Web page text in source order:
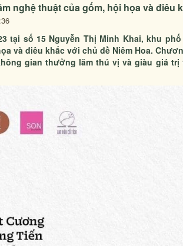
nghệ thuật của gốm, hội họa và điêu
tại số 15 Nguyễn Thị Minh Khai, khu
và điêu khắc với chủ đề Niêm Hoa.
gian thưởng lãm thú vị và giàu giá